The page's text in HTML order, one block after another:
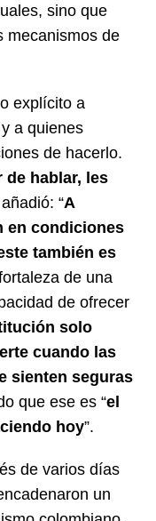
sino que
mecanismos de
explícito a
a quienes
de hacerlo.
de hablar, les
“A
en condiciones
también es
de una
de ofrecer
solo
cuando las
sienten seguras
que ese es “el
hoy”.
de varios días
un